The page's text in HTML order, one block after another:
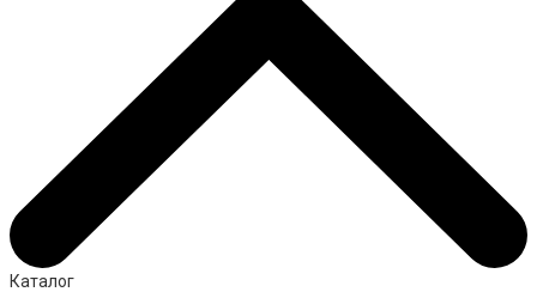
Каталог